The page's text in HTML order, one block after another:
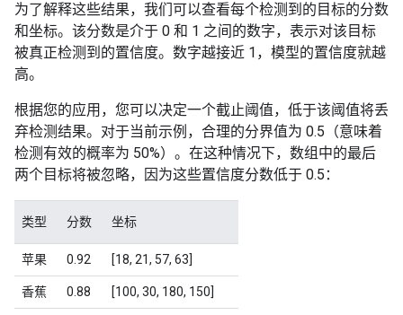
为了解释这些结果，我们可以查看每个检测到的目标的分数
和坐标。该分数是介于 0 和 1 之间的数字，表示对该目标
被真正检测到的置信度。数字越接近 1，模型的置信度就越
高。
根据您的应用，您可以决定一个截止阈值，低于该阈值将丢
弃检测结果。对于当前示例，合理的分界值为 0.5（意味着
检测有效的概率为 50%）。在这种情况下，数组中的最后
两个目标将被忽略，因为这些置信度分数低于 0.5：
类型 分数 坐标
苹果 0.92 [18, 21, 57, 63]
香蕉 0.88 [100, 30, 180, 150]